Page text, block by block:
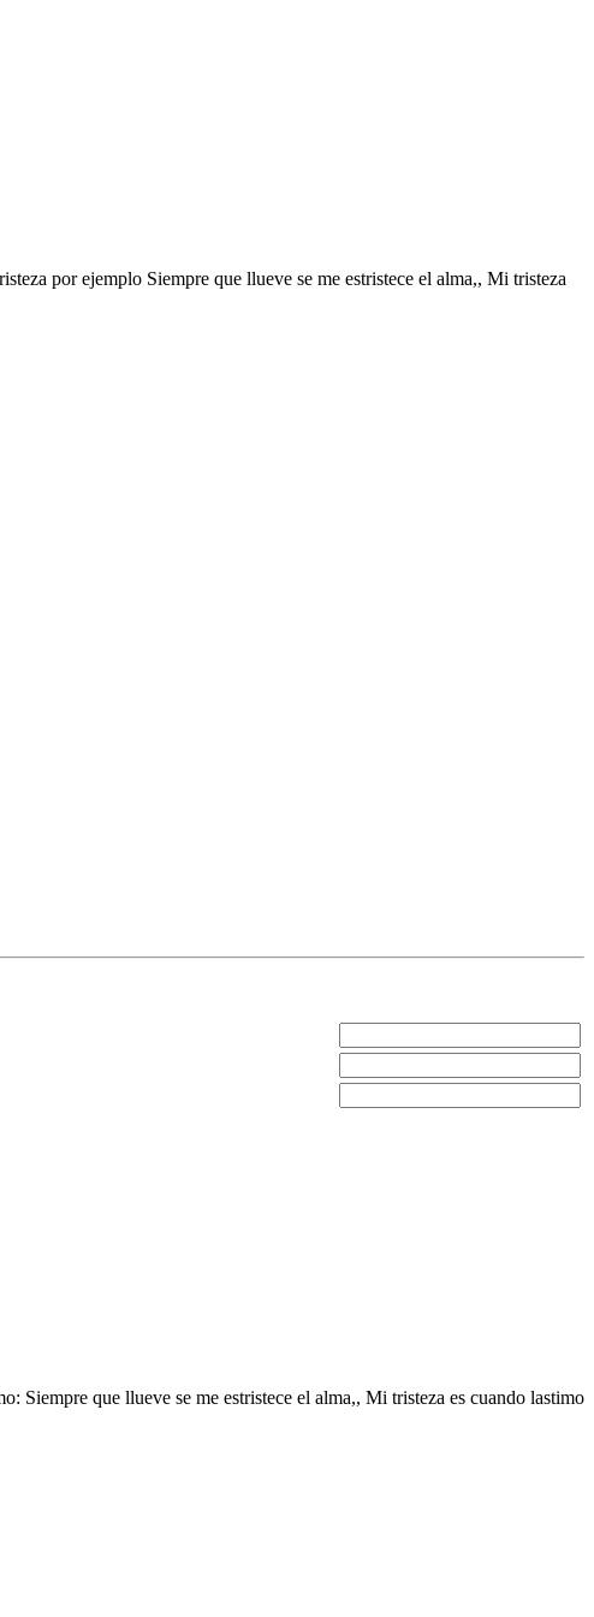
por ejemplo Siempre que llueve se me estristece el alma,, Mi tristeza
Siempre que llueve se me estristece el alma,, Mi tristeza es cuando lastimo